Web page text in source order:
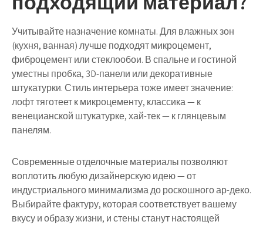
Учитывайте назначение комнаты. Для влажных зон
(кухня, ванная) лучше подходят микроцемент,
фиброцемент или стеклообои. В спальне и гостиной
уместны пробка, 3D-панели или декоративные
штукатурки. Стиль интерьера тоже имеет значение:
лофт тяготеет к микроцементу, классика — к
венецианской штукатурке, хай-тек — к глянцевым
панелям.
Современные отделочные материалы позволяют
воплотить любую дизайнерскую идею — от
индустриального минимализма до роскошного ар-деко.
Выбирайте фактуру, которая соответствует вашему
вкусу и образу жизни, и стены станут настоящей